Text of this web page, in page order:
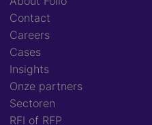
Contact
Careers
Cases
Insights
Onze partners
Sectoren
RFI of RFP